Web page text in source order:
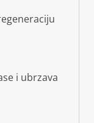
i ubrzava